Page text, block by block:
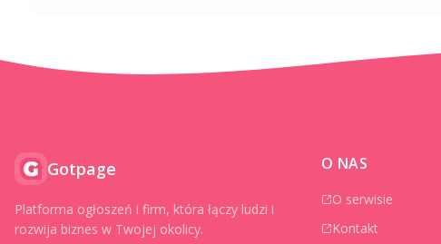
Gotpage
Platforma ogłoszeń i firm, która łączy ludzi i
rozwija biznes w Twojej okolicy.
O NAS
O serwisie
Kontakt